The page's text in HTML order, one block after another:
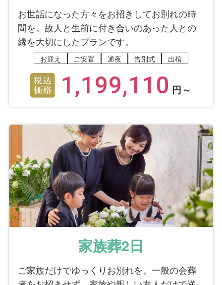
お世話になった方々をお招きしてお別れの時
間を。故人と生前に付き合いのあった人との
縁を大切にしたプランです。
お迎え ご安置 通夜 告別式 出棺
1,199,110 円～
家族葬2日
ご家族だけでゆっくりお別れを。一般の会葬